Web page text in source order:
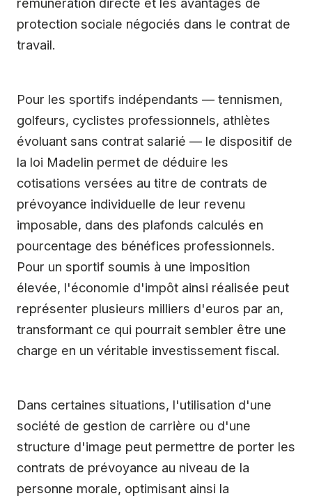
protection sociale négociés dans le contrat de
travail.
Pour les sportifs indépendants — tennismen,
golfeurs, cyclistes professionnels, athlètes
évoluant sans contrat salarié — le dispositif de
la loi Madelin permet de déduire les
cotisations versées au titre de contrats de
prévoyance individuelle de leur revenu
imposable, dans des plafonds calculés en
pourcentage des bénéfices professionnels.
Pour un sportif soumis à une imposition
élevée, l'économie d'impôt ainsi réalisée peut
représenter plusieurs milliers d'euros par an,
transformant ce qui pourrait sembler être une
charge en un véritable investissement fiscal.
Dans certaines situations, l'utilisation d'une
société de gestion de carrière ou d'une
structure d'image peut permettre de porter les
contrats de prévoyance au niveau de la
personne morale, optimisant ainsi la